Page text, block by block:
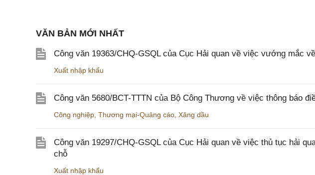
VĂN BẢN MỚI NHẤT
Công văn 19363/CHQ-GSQL của Cục Hải quan về việc vướng mắc
Xuất nhập khẩu
Công văn 5680/BCT-TTTN của Bộ Công Thương về việc thông báo
Công nghiệp Thương mại-Quảng cáo Xăng dầu
Công văn 19297/CHQ-GSQL của Cục Hải quan về việc thủ tục hải
chỗ
Xuất nhập khẩu